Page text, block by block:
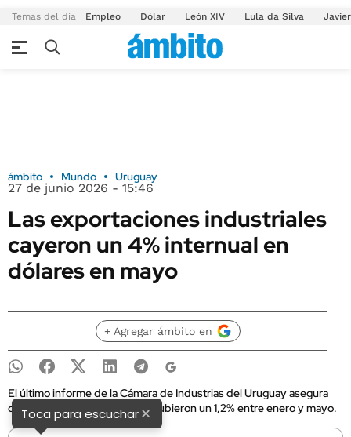
Temas del día Empleo Dólar León XIV Lula da Silva
ámbito Mundo Uruguay
27 de junio 2026 - 15:46
Las exportaciones industriales
cayeron un 4% internual en
dólares en mayo
+ Agregar ámbito en
El último informe de la Cámara de Industrias del Uruguay asegura
que las exportaciones núcleo subieron un 1,2% entre enero y mayo.
Toca para escuchar×